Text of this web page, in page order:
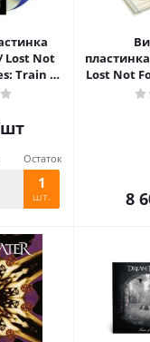
Lost Not
Train of
Остаток
1
шт.
Lost Not
Covers -
8